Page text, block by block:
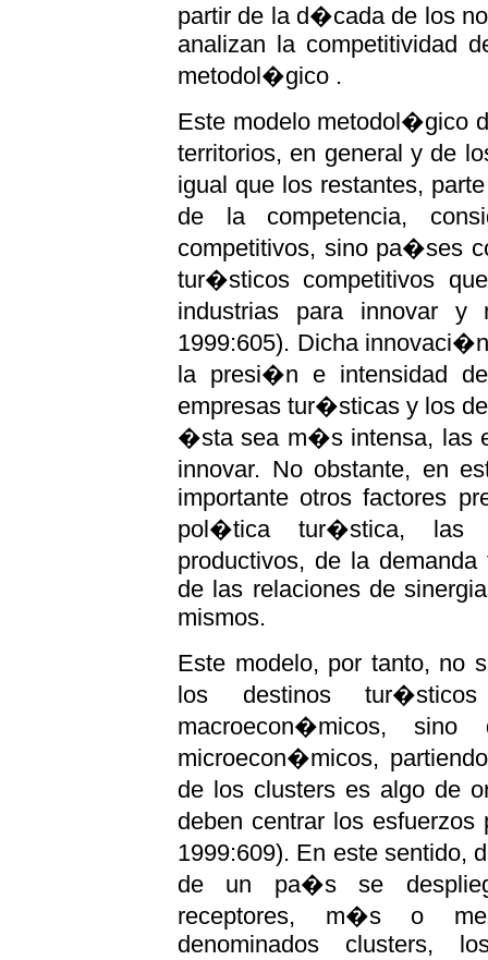
partir de la d�cada de los
analizan la competitividad
metodol�gico .
Este modelo metodol�gico
territorios, en general y de
igual que los restantes,
de la competencia,
competitivos, sino pa�ses
tur�sticos competitivos
industrias para innovar y
1999:605). Dicha
la presi�n e intensidad
empresas tur�sticas y los
�sta sea m�s intensa, las
innovar. No obstante, en
importante otros factores
pol�tica tur�stica, las
productivos, de la
de las relaciones de
mismos.
Este modelo, por tanto, no
los destinos
macroecon�micos,
microecon�micos,
de los clusters es algo de
deben centrar los
1999:609). En este sentido,
de un pa�s se
receptores, m�s o
denominados clusters,